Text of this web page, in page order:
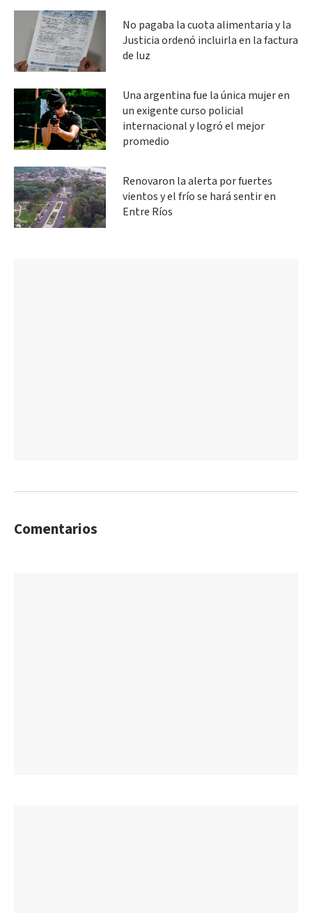
No pagaba la cuota alimentaria y la
Justicia ordenó incluirla en la factura
de luz
Una argentina fue la única mujer en
un exigente curso policial
internacional y logró el mejor
promedio
Renovaron la alerta por fuertes
vientos y el frío se hará sentir en
Entre Ríos
Comentarios